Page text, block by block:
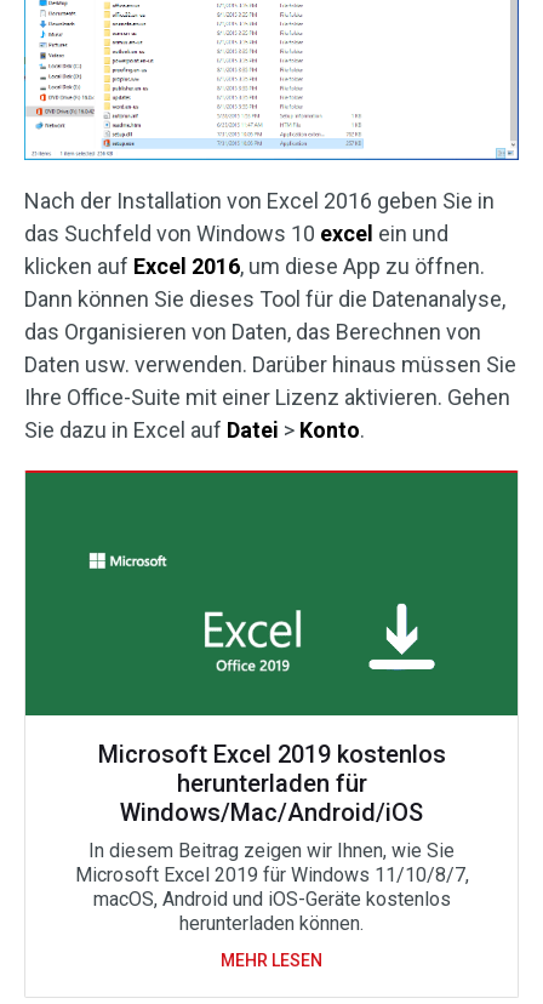
Nach der Installation von Excel 2016 geben Sie in
das Suchfeld von Windows 10 excel ein und
klicken auf Excel 2016, um diese App zu öffnen.
Dann können Sie dieses Tool für die Datenanalyse,
das Organisieren von Daten, das Berechnen von
Daten usw. verwenden. Darüber hinaus müssen Sie
Ihre Office-Suite mit einer Lizenz aktivieren. Gehen
Sie dazu in Excel auf Datei > Konto.
Microsoft Excel 2019 kostenlos
herunterladen für
Windows/Mac/Android/iOS
In diesem Beitrag zeigen wir Ihnen, wie Sie
Microsoft Excel 2019 für Windows 11/10/8/7,
macOS, Android und iOS-Geräte kostenlos
herunterladen können.
MEHR LESEN